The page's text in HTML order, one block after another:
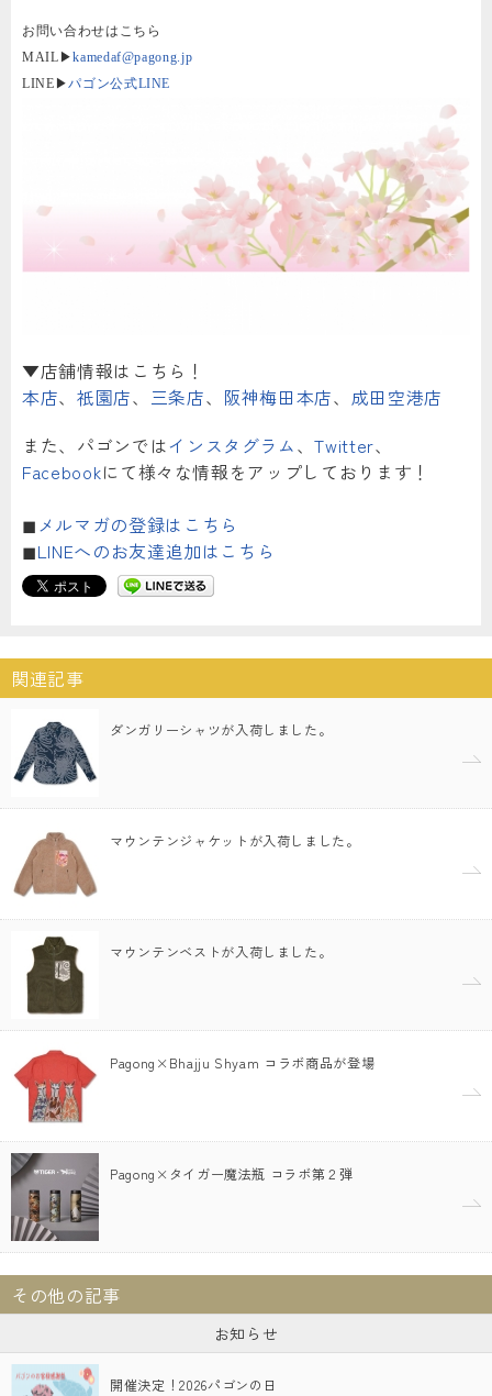
お問い合わせはこちら
MAIL▶︎kamedaf@pagong.jp
LINE▶︎パゴン公式LINE
▼店舗情報はこちら！
本店、 祇園店、 三条店、 阪神梅田本店、 成田空港店
また、パゴンではインスタグラム、Twitter、
Facebookにて様々な情報をアップしております！
◼︎メルマガの登録はこちら
◼︎LINEへのお友達追加はこちら
関連記事
ダンガリーシャツが入荷しました。
マウンテンジャケットが入荷しました。
マウンテンベストが入荷しました。
Pagong×Bhajju Shyam コラボ商品が登場
Pagong×タイガー魔法瓶 コラボ第２弾
その他の記事
お知らせ
開催決定！2026パゴンの日